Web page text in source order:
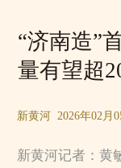
“济南造”
量有望超
新黄河 2026年02月
新黄河记者：黄